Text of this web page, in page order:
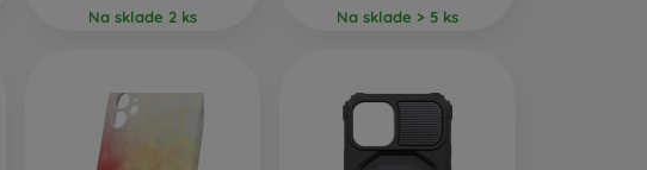
Na sklade 2 ks Na sklade > 5 ks